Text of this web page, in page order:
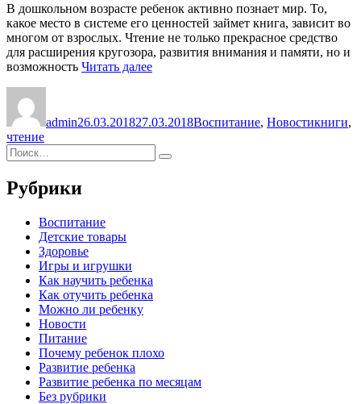
В дошкольном возрасте ребенок активно познает мир. То,
какое место в системе его ценностей займет книга, зависит во
многом от взрослых. Чтение не только прекрасное средство
для расширения кругозора, развития внимания и памяти, но и
возможность Читать далее«Что
3
admin26.03.201827.03.2018Воспитание, Новостикниги,
чтение
Искать:
Поиск
Рубрики
Воспитание
Детские товары
Здоровье
Игры и игрушки
Как научить ребенка
Как отучить ребенка
Можно ли ребенку
Новости
Питание
Почему ребенок плохо
Развитие ребенка
Развитие ребенка по месяцам
Без рубрики